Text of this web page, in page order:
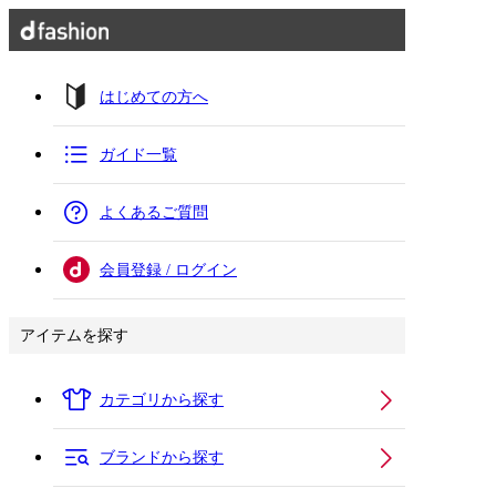
はじめての方へ
ガイド一覧
よくあるご質問
会員登録 / ログイン
アイテムを探す
カテゴリから探す
ブランドから探す